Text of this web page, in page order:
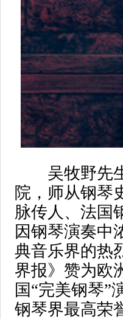
吴牧野先生
院，师从钢琴
脉传人、法国
因钢琴演奏中
典音乐界的热
界报》赞为欧
国“完美钢琴”
钢琴界最高荣